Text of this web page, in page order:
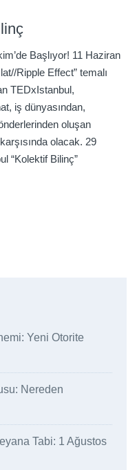
Başlıyor! 11 Haziran
Ripple Effect” temalı
TEDxIstanbul,
iş dünyasından,
oluşan
olacak. 29
“Kolektif Bilinç”
Yeni Otorite
Nereden
Tabi: 1 Ağustos